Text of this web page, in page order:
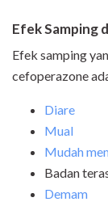
Efek Samping
Efek samping
cefoperazone
Diare
Mual
Mudah
Badan
Demam